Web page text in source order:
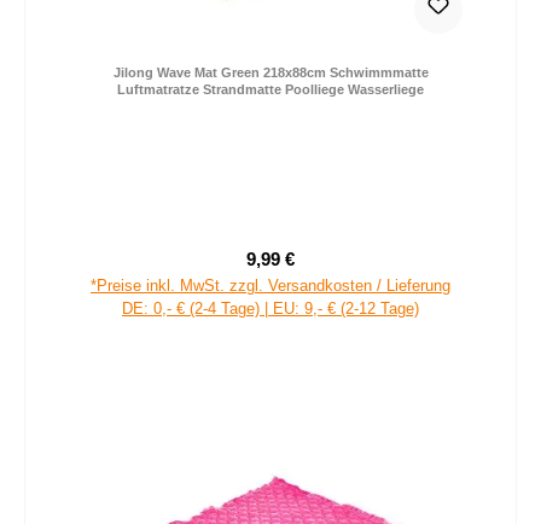
Jilong Wave Mat Green 218x88cm Schwimmmatte
Luftmatratze Strandmatte Poolliege Wasserliege
Regulärer Preis:
9,99 €
*Preise inkl. MwSt. zzgl. Versandkosten / Lieferung
DE: 0,- € (2-4 Tage) | EU: 9,- € (2-12 Tage)